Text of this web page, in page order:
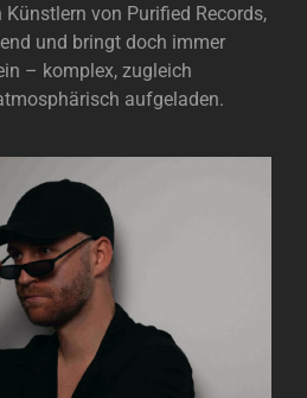
von Purified Records,
und bringt doch immer
– komplex, zugleich
aufgeladen.